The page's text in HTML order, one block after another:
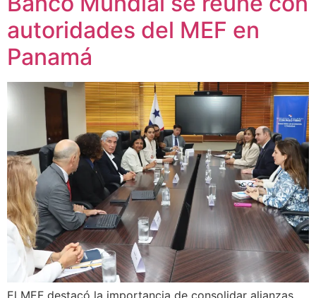
autoridades del MEF en
Panamá
El MEF destacó la importancia de consolidar alianzas